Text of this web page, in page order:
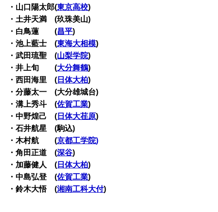
・山口陽太郎(東京高校)
・土井天満 (玖珠美山)
・白鳥蓮 (昌平)
・池上藍士 (東海大相模)
・武田琉聖 (山梨学院)
・井上旬 (大分舞鶴)
・西田海里 ( 日体大柏)
・分藤太一 (大分雄城台)
・溝上秀斗 (佐賀工業)
・中野煌己 ( 日体大荏原)
・石井航星 (駒込)
・木村航 (京都工学院)
・角田正道 (深谷)
・加藤健人 ( 日体大柏)
・中島弘登 (佐賀工業)
・鈴木大悟 (湘南工科大付)